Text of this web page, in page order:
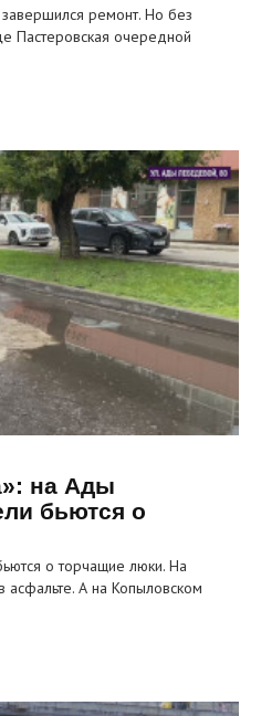
ремонт. Но без
Пастеровская очередной
на Ады
бьются о
о торчащие люки. На
асфальте. А на Копыловском